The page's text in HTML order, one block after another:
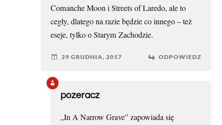
Comanche Moon i Streets of Laredo, ale to
cegły, dlatego na razie będzie co innego – też
eseje, tylko o Starym Zachodzie.
29 GRUDNIA, 2017 ODPOWIEDZ
pozeracz
„In A Narrow Grave” zapowiada się